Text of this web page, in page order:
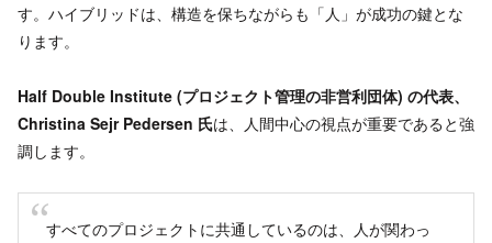
す。ハイブリッドは、構造を保ちながらも「人」が成功の鍵とな
ります。
Half Double Institute (プロジェクト管理の非営利団体) の代表、
Christina Sejr Pedersen 氏は、人間中心の視点が重要であると強
調します。
すべてのプロジェクトに共通しているのは、人が関わっ